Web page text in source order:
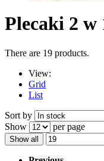
Plecaki 2 w
There are 19 products.
View:
Grid
List
Sort by
Show
per page
Show all